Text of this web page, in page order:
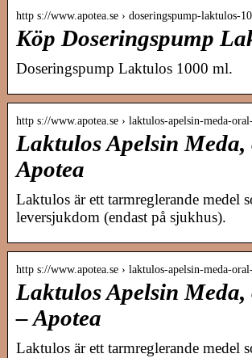
http s://www.apotea.se › doseringspump-laktulos-
Köp Doseringspump
Doseringspump Laktulos 1000 ml.
http s://www.apotea.se › laktulos-apelsin-meda-
Laktulos Apelsin
Apotea
Laktulos är ett tarmreglerande medel
leversjukdom (endast på sjukhus).
http s://www.apotea.se › laktulos-apelsin-meda-
Laktulos Apelsin
– Apotea
Laktulos är ett tarmreglerande medel